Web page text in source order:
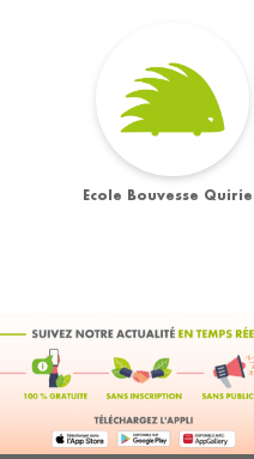
Ecole Bouvesse